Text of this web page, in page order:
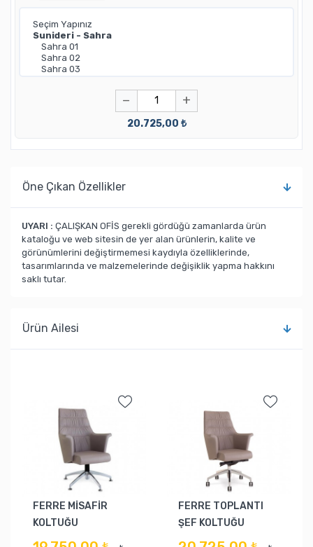
− +
20.725,00 ₺
Öne Çıkan Özellikler
UYARI : ÇALIŞKAN OFİS gerekli gördüğü zamanlarda ürün
kataloğu ve web sitesin de yer alan ürünlerin, kalite ve
görünümlerini değiştirmemesi kaydıyla özelliklerinde,
tasarımlarında ve malzemelerinde değişiklik yapma hakkını
saklı tutar.
Ürün Ailesi
FERRE MİSAFİR
KOLTUĞU
FERRE TOPLANTI
ŞEF KOLTUĞU